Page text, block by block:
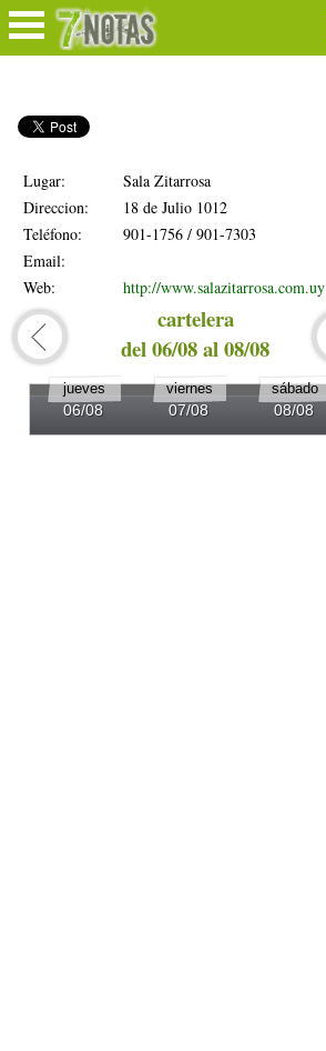
Lugar:
Sala Zitarrosa
Direccion:
18 de Julio 1012
Teléfono:
901-1756 / 901-7303
Email:
Web:
http://www.salazitarrosa.com.uy
cartelera
del 06/08 al 08/08
jueves
06/08
viernes
07/08
sábado
08/08